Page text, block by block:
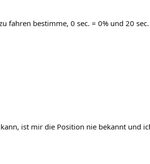
bestimme, 0 sec. = 0% und 20
ist mir die Position nie bekannt und